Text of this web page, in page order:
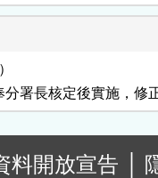
分署長核定後實施，修
料開放宣告